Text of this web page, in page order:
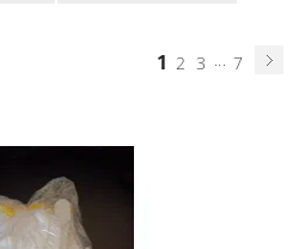
1 2 3 ... 7